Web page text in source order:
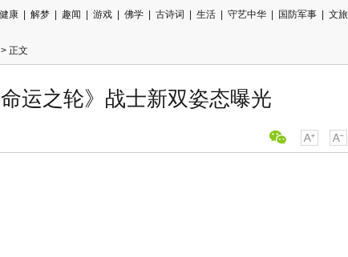
健康 解梦 趣闻 游戏 佛学 古诗词 生活 守艺中华 国防军事 文旅
> 正文
运之轮》战士新双姿态曝光